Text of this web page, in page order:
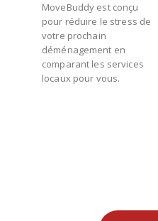
MoveBuddy est conçu
pour réduire le stress de
votre prochain
déménagement en
comparant les services
locaux pour vous.